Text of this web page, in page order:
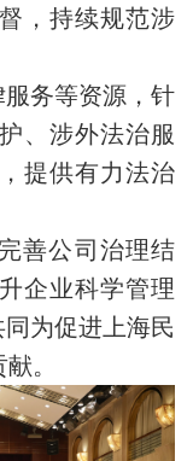
，持续规范涉
务等资源，针
、涉外法治服
提供有力法治
善公司治理结
企业科学管理
为促进上海民
。